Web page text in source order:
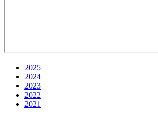
2025
2024
2023
2022
2021